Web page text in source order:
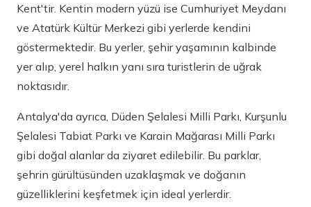
Kent'tir. Kentin modern yüzü ise Cumhuriyet Meydanı
ve Atatürk Kültür Merkezi gibi yerlerde kendini
göstermektedir. Bu yerler, şehir yaşamının kalbinde
yer alıp, yerel halkın yanı sıra turistlerin de uğrak
noktasıdır.
Antalya'da ayrıca, Düden Şelalesi Milli Parkı, Kurşunlu
Şelalesi Tabiat Parkı ve Karain Mağarası Milli Parkı
gibi doğal alanlar da ziyaret edilebilir. Bu parklar,
şehrin gürültüsünden uzaklaşmak ve doğanın
güzelliklerini keşfetmek için ideal yerlerdir.